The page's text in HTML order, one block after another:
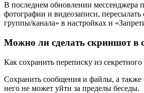
В последнем обновлении мессенджера
фотографии и видеозаписи,
группы/канала» в настройках и
Можно ли сделать скриншот в
Как сохранить переписку из секретного
Сохранить сообщения и файлы, а также
него не может уйти за пределы беседы.